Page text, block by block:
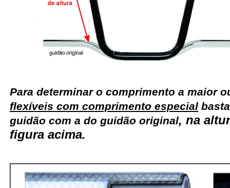
Para determinar o comprimento a maior
flexíveis com comprimento especial
guidão com a do guidão original, na
figura acima.